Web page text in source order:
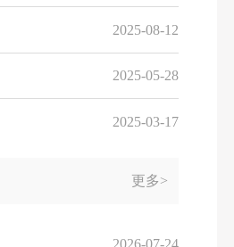
2025-08-12
2025-05-28
2025-03-17
更多>
2026-07-24